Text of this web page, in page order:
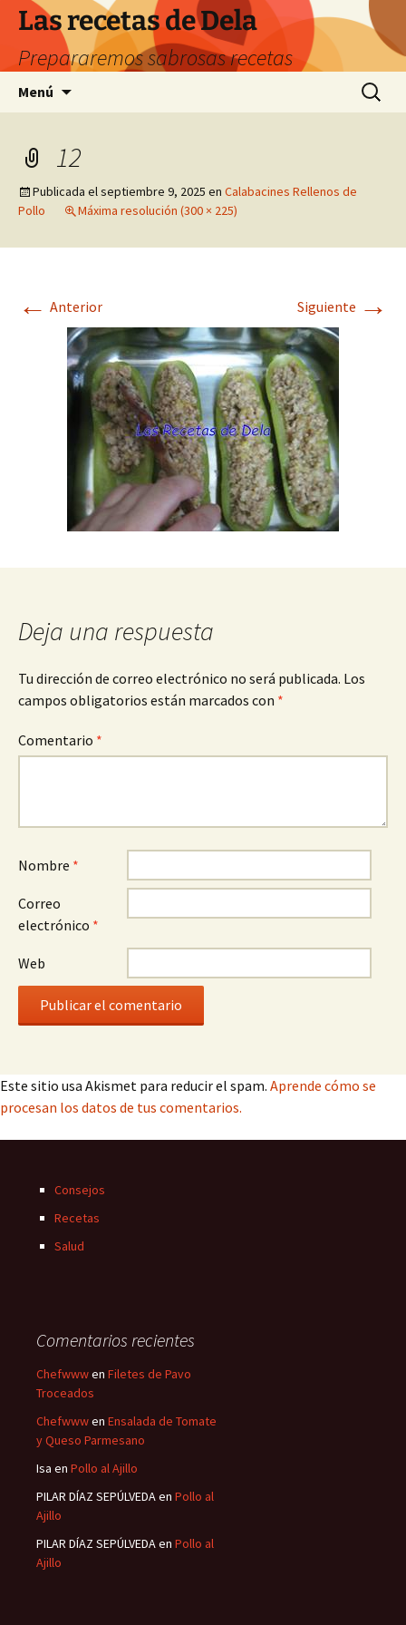
Saltar
contenido
Las recetas de Dela
Prepararemos sabrosas recetas
Menú Buscar:
12
Publicada elseptiembre 9, 2025 en Calabacines Rellenos de
Pollo
Máxima resolución (300 × 225)
← Anterior Siguiente →
Deja una respuesta
Tu dirección de correo electrónico no será publicada. Los
campos obligatorios están marcados con *
Comentario *
Nombre *
Correo
electrónico *
Web
Este sitio usa Akismet para reducir el spam. Aprende cómo se
procesan los datos de tus comentarios.
Consejos
Recetas
Salud
Comentarios recientes
Chefwwwen Filetes de Pavo
Troceados
Chefwwwen Ensalada de Tomate
y Queso Parmesano
Isa en Pollo al Ajillo
PILAR DÍAZ SEPÚLVEDAen Pollo al
Ajillo
PILAR DÍAZ SEPÚLVEDAen Pollo al
Ajillo